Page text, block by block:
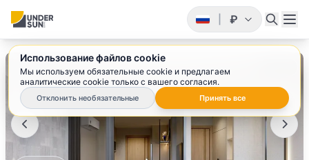
₽
Использование файлов cookie
Мы используем обязательные cookie и предлагаем
аналитические cookie только с вашего согласия.
Отклонить необязательные Принять все